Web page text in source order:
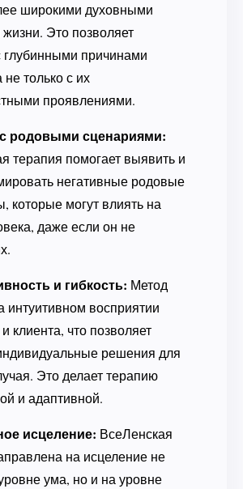
широкими духовными
Это позволяет
глубинными причинами
только с их
проявлениями.
родовыми сценариями:
терапия помогает выявить и
негативные родовые
которые могут влиять на
даже если он не
и гибкость: Метод
интуитивном восприятии
клиента, что позволяет
решения для
Это делает терапию
и адаптивной.
исцеление: ВсеЛенская
на исцеление не
ума, но и на уровне